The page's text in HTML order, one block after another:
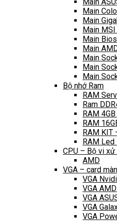
Main
Main
Main
Main
Main
Main
Main
Main
Main
Bộ nhớ Ram
RAM
Ram
RAM
RAM
RAM KIT
RAM
CPU – Bộ vi xử
AMD
VGA – card
VGA
VGA
VGA
VGA
VGA